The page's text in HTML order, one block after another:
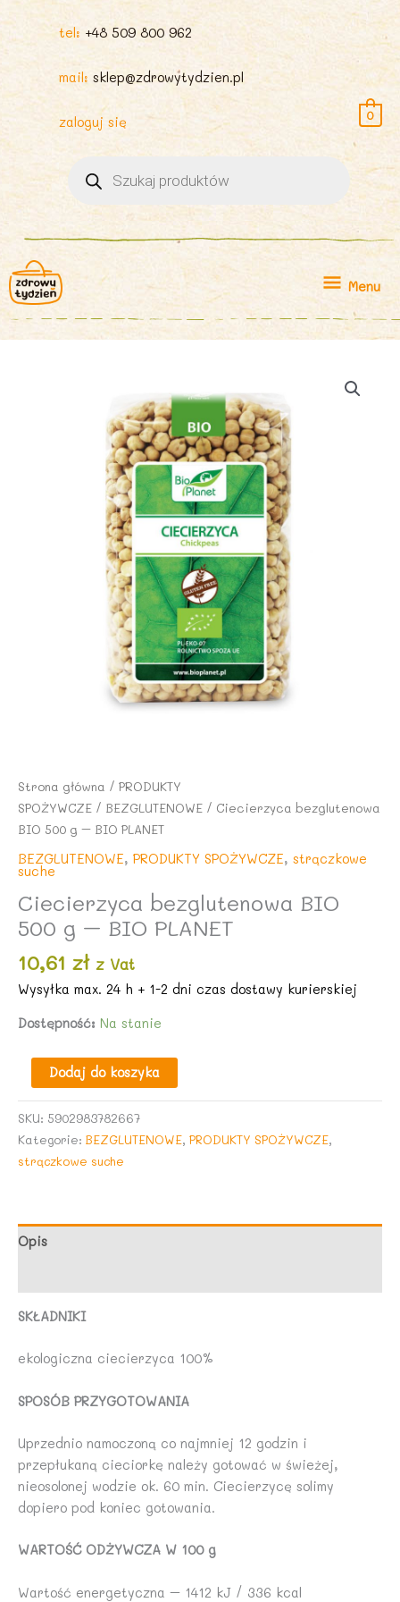
tel: +48 509 800 962
mail: sklep@zdrowytydzien.pl
zaloguj się
produktów
0
Menu
Menu
Strona główna / PRODUKTY
SPOŻYWCZE / BEZGLUTENOWE / Ciecierzyca bezglutenowa
BIO 500 g – BIO PLANET
BEZGLUTENOWE, PRODUKTY SPOŻYWCZE, strączkowe
suche
Ciecierzyca bezglutenowa BIO
500 g – BIO PLANET
10,61 zł z Vat
Wysyłka max. 24 h + 1-2 dni czas dostawy kurierskiej
Dostępność: Na stanie
Ciecierzyca
PLANET
Dodaj do koszyka
SKU: 5902983782667
Kategorie: BEZGLUTENOWE, PRODUKTY SPOŻYWCZE,
strączkowe suche
Opis
SKŁADNIKI
ekologiczna ciecierzyca 100%
SPOSÓB PRZYGOTOWANIA
Uprzednio namoczoną co najmniej 12 godzin i
przepłukaną cieciorkę należy gotować w świeżej,
nieosolonej wodzie ok. 60 min. Ciecierzycę solimy
dopiero pod koniec gotowania.
WARTOŚĆ ODŻYWCZA W 100 g
Wartość energetyczna – 1412 kJ / 336 kcal